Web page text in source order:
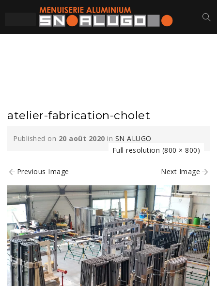
atelier-fabrication-cholet
Published on 20 août 2020 in SN ALUGO
Full resolution (800 × 800)
Previous Image Next Image